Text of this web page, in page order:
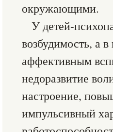
окружающими.
У детей-
возбудимость, а
аффективным
недоразвитие
настроение,
импульсивный